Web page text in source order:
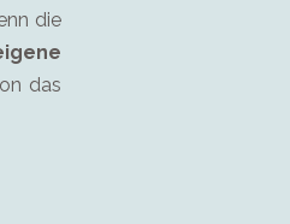
die
das